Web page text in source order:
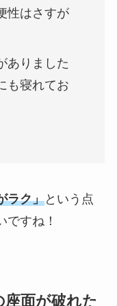
性はさすが
ありました
も寝れてお
ラク」という点
ですね！
面が破れた